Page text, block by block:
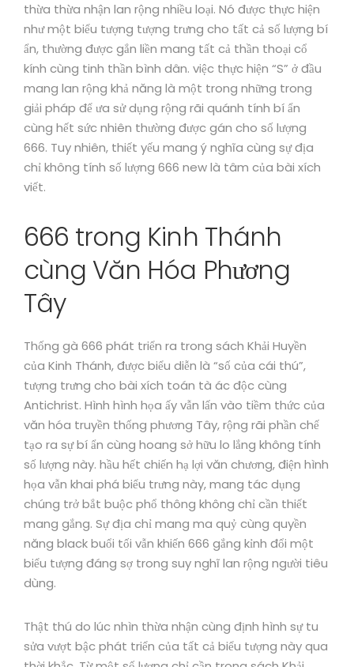
thừa thừa nhận lan rộng nhiều loại. Nó được thực hiện
như một biểu tượng tượng trưng cho tất cả số lượng bí
ẩn, thường được gắn liền mang tất cả thần thoại cổ
kính cùng tinh thần bình dân. việc thực hiện “S” ở đầu
mang lan rộng khả năng là một trong những trong
giải pháp để ưa sử dụng rộng rãi quánh tính bí ẩn
cùng hết sức nhiên thường được gán cho số lượng
666. Tuy nhiên, thiết yếu mang ý nghĩa cùng sự địa
chỉ không tính số lượng 666 new là tâm của bài xích
viết.
666 trong Kinh Thánh
cùng Văn Hóa Phương
Tây
Thống gà 666 phát triển ra trong sách Khải Huyền
của Kinh Thánh, được biểu diễn là “số của cái thú”,
tượng trưng cho bài xích toán tà ác độc cùng
Antichrist. Hình hình họa ấy vẫn lấn vào tiềm thức của
văn hóa truyền thống phương Tây, rộng rãi phần chế
tạo ra sự bí ẩn cùng hoang sở hữu lo lắng không tính
số lượng này. hầu hết chiến hạ lợi văn chương, điện hình
họa vẫn khai phá biểu trưng này, mang tác dụng
chúng trở bắt buộc phổ thông không chỉ cần thiết
mang gắng. Sự địa chỉ mang ma quỷ cùng quyền
năng black buổi tối vẫn khiến 666 gắng kỉnh đổi một
biểu tượng đáng sợ trong suy nghĩ lan rộng người tiêu
dùng.
Thật thú do lúc nhìn thừa nhận cùng định hình sự tu
sửa vượt bậc phát triển của tất cả biểu tượng này qua